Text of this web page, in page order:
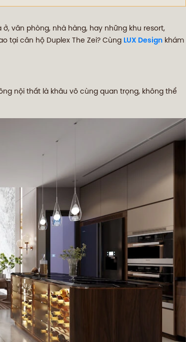
văn phòng, nhà hàng, hay những khu resort,
tại căn hộ Duplex The Zei? Cùng LUX Design khám
nội thất là khâu vô cùng quan trọng, không thể